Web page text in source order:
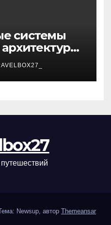
системы
Newsup, автор Themeansar